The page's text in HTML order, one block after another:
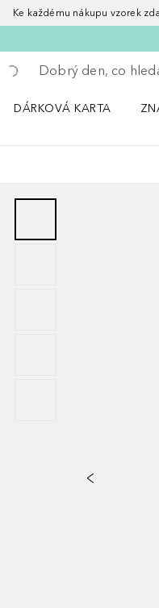
Ke každému nákupu vzorek
Vraťte se
Proveďte vyhledávání
DÁRKOVÁ KARTA